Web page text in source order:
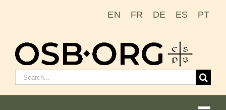
EN FR DE ES PT
Cerca: